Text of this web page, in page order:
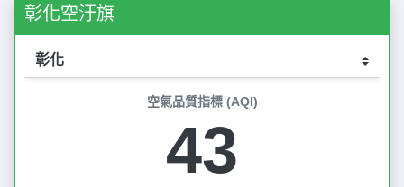
彰化空汙旗
空氣品質指標 (AQI)
43